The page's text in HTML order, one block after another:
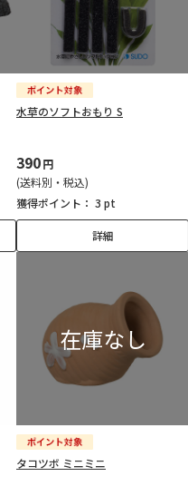
水草のソフトおもり S
390円
(送料別・税込)
獲得ポイント： 3 pt
詳細
タコツボ ミニミニ